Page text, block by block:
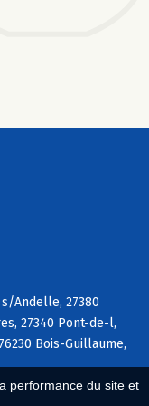
performance du site et
Andelle, 27380
27340 Pont-de-l,
Bois-Guillaume,